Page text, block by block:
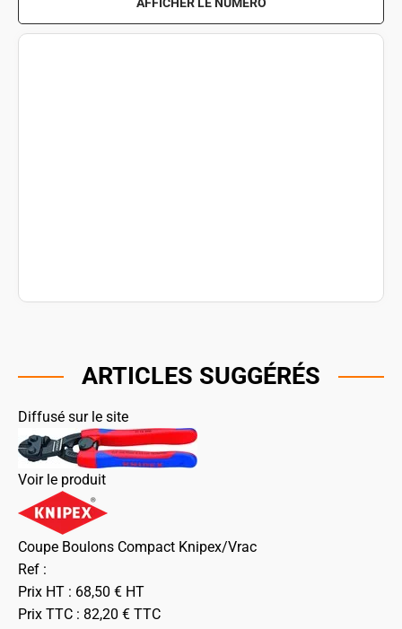
AFFICHER LE NUMÉRO
ARTICLES SUGGÉRÉS
Diffusé sur le site
Voir le produit
Coupe Boulons Compact Knipex/Vrac
Ref :
Prix HT : 68,50 € HT
Prix TTC : 82,20 € TTC